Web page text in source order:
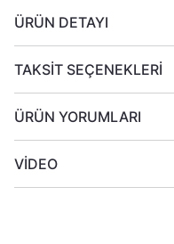
ÜRÜN DETAYI
TAKSİT SEÇENEKLERİ
ÜRÜN YORUMLARI
VİDEO